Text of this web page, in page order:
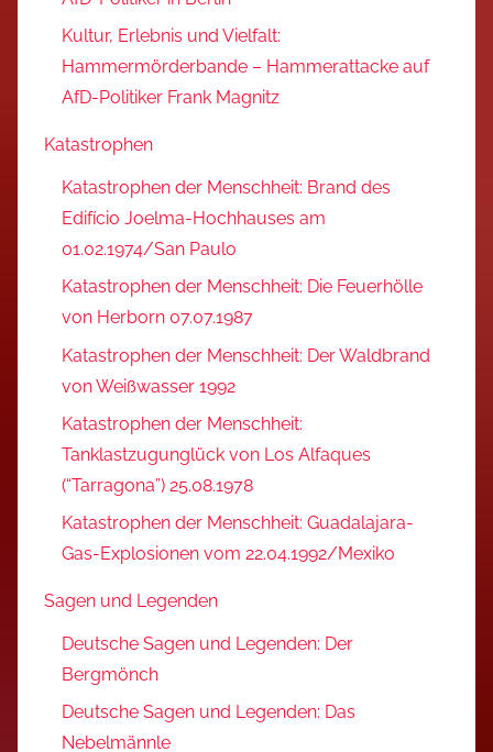
Kultur, Erlebnis und Vielfalt:
Hammermörderbande – Hammerattacke auf
AfD-Politiker Frank Magnitz
Katastrophen
Katastrophen der Menschheit: Brand des
Edifício Joelma-Hochhauses am
01.02.1974/San Paulo
Katastrophen der Menschheit: Die Feuerhölle
von Herborn 07.07.1987
Katastrophen der Menschheit: Der Waldbrand
von Weißwasser 1992
Katastrophen der Menschheit:
Tanklastzugunglück von Los Alfaques
(“Tarragona”) 25.08.1978
Katastrophen der Menschheit: Guadalajara-
Gas-Explosionen vom 22.04.1992/Mexiko
Sagen und Legenden
Deutsche Sagen und Legenden: Der
Bergmönch
Deutsche Sagen und Legenden: Das
Nebelmännle